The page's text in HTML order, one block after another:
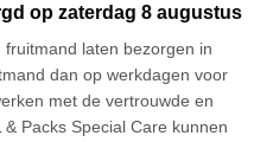
op zaterdag 8 augustus
laten bezorgen in
dan op werkdagen voor
met de vertrouwde en
Packs Special Care kunnen